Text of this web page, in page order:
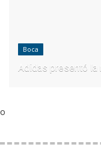
Boca
Adidas presentó la
o